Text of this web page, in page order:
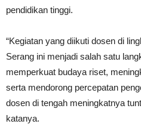
pendidikan tinggi.
“Kegiatan yang diikuti dosen di
Serang ini menjadi salah satu
memperkuat budaya riset,
serta mendorong percepatan
dosen di tengah meningkatnya
katanya.